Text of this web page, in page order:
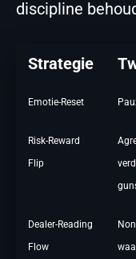
discipline
Strategie
Emotie-Reset
Risk-Reward
Flip
Dealer-Reading
Flow